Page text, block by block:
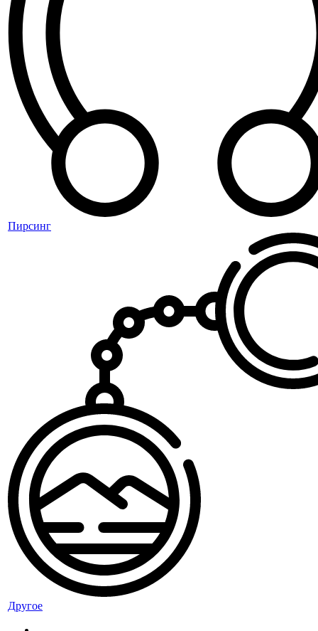
Пирсинг
Другое